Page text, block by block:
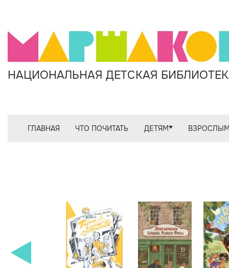
НАЦИОНАЛЬНАЯ ДЕТСКАЯ
ГЛАВНАЯ ЧТО ПОЧИТАТЬ ДЕТЯМ